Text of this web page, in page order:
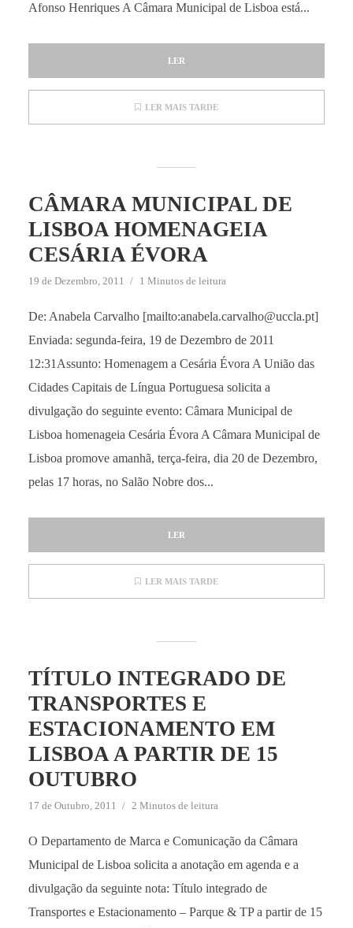
Afonso Henriques A Câmara Municipal de Lisboa está...
LER
LER MAIS TARDE
CÂMARA MUNICIPAL DE
LISBOA HOMENAGEIA
CESÁRIA ÉVORA
19 de Dezembro, 2011 1 Minutos de leitura
De: Anabela Carvalho [mailto:anabela.carvalho@uccla.pt]
Enviada: segunda-feira, 19 de Dezembro de 2011
12:31Assunto: Homenagem a Cesária Évora A União das
Cidades Capitais de Língua Portuguesa solicita a
divulgação do seguinte evento: Câmara Municipal de
Lisboa homenageia Cesária Évora A Câmara Municipal de
Lisboa promove amanhã, terça-feira, dia 20 de Dezembro,
pelas 17 horas, no Salão Nobre dos...
LER
LER MAIS TARDE
TÍTULO INTEGRADO DE
TRANSPORTES E
ESTACIONAMENTO EM
LISBOA A PARTIR DE 15
OUTUBRO
17 de Outubro, 2011 2 Minutos de leitura
O Departamento de Marca e Comunicação da Câmara
Municipal de Lisboa solicita a anotação em agenda e a
divulgação da seguinte nota: Título integrado de
Transportes e Estacionamento – Parque & TP a partir de 15